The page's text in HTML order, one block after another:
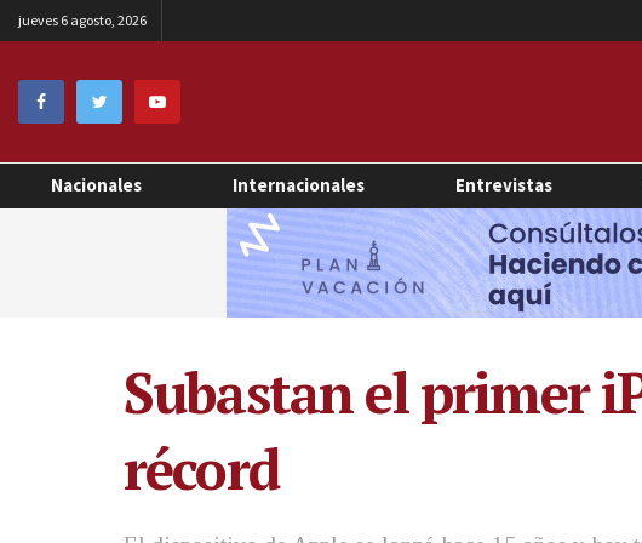
jueves 6 agosto, 2026
Nacionales Internacionales Entrevistas
Subastan el primer
récord